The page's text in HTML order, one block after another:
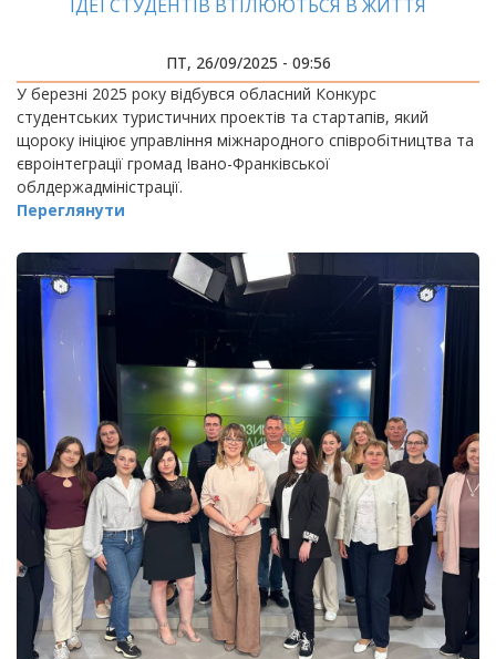
ІДЕЇ СТУДЕНТІВ ВТІЛЮЮТЬСЯ В ЖИТТЯ
ПТ, 26/09/2025 - 09:56
У березні 2025 року відбувся обласний Конкурс
студентських туристичних проектів та стартапів, який
щороку ініціює управління міжнародного співробітництва та
євроінтеграції громад Івано-Франківської
облдержадміністрації.
Переглянути